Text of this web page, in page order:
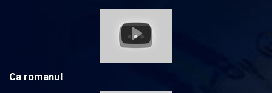
Ca romanul